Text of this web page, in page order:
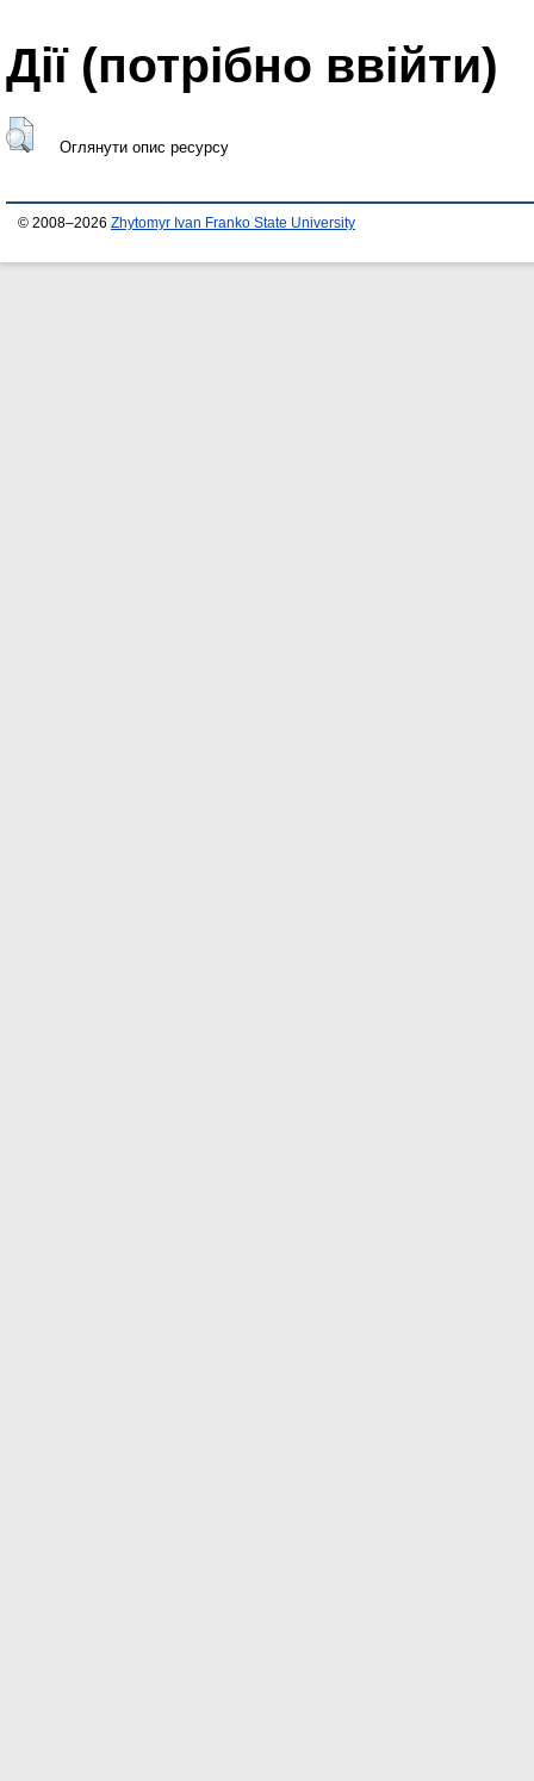
Дії ​​(потрібно ввійти)
Оглянути опис ресурсу
© 2008–2026 Zhytomyr Ivan Franko State University